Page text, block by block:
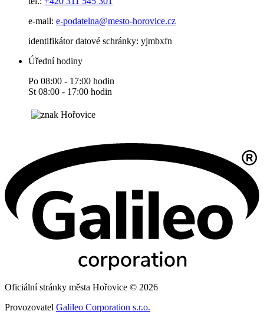
e-mail: e-podatelna@mesto-horovice.cz
identifikátor datové schránky: yjmbxfn
Úřední hodiny
Po 08:00 - 17:00 hodin
St 08:00 - 17:00 hodin
Oficiální stránky města Hořovice © 2026
Provozovatel Galileo Corporation s.r.o.